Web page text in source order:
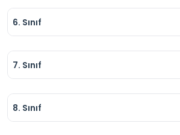
6. Sınıf
7. Sınıf
8. Sınıf